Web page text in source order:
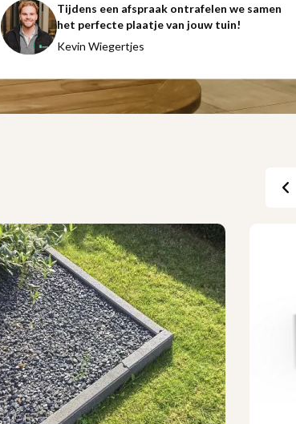
Tijdens een afspraak ontrafelen we samen
het perfecte plaatje van jouw tuin!
Kevin Wiegertjes